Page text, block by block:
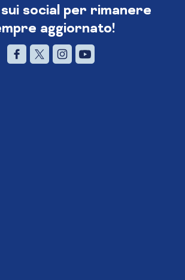
social per rimanere
aggiornato!